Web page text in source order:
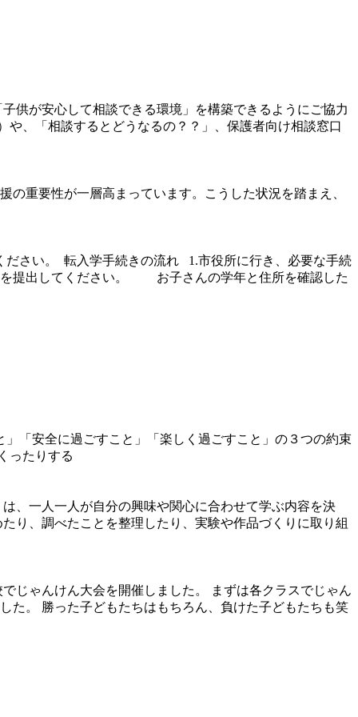
供が安心して相談できる環境」を構築できるようにご協力
、「相談するとどうなるの？？」、保護者向け相談窓口
重要性が一層高まっています。こうした状況を踏まえ、
ださい。 転入学手続きの流れ 1.市役所に行き、必要な手続
提出してください。 お子さんの学年と住所を確認した
「安全に過ごすこと」「楽しく過ごすこと」の３つの約束
ったりする
、一人一人が自分の興味や関心に合わせて学ぶ内容を決
り、調べたことを整理したり、実験や作品づくりに取り組
じゃんけん大会を開催しました。 まずは各クラスでじゃん
た。 勝った子どもたちはもちろん、負けた子どもたちも笑